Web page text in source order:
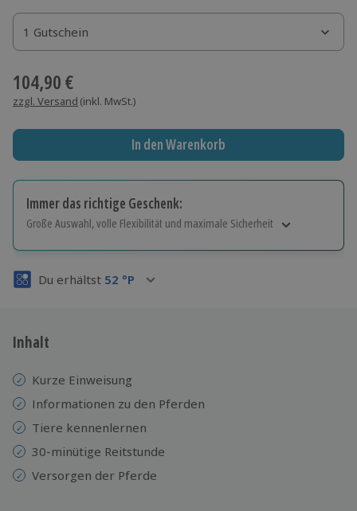
1 Gutschein
1 Gutschein
1 Gutschein
104,90 €
zzgl. Versand (inkl. MwSt.)
In den Warenkorb
Immer das richtige Geschenk:
Große Auswahl, volle Flexibilität und maximale Sicherheit
Volle Flexibilität
3 Jahre gültig & verlängerbar.
Du erhältst 52 °P
Inhalt
Kurze Einweisung
Informationen zu den Pferden
Tiere kennenlernen
30-minütige Reitstunde
Versorgen der Pferde